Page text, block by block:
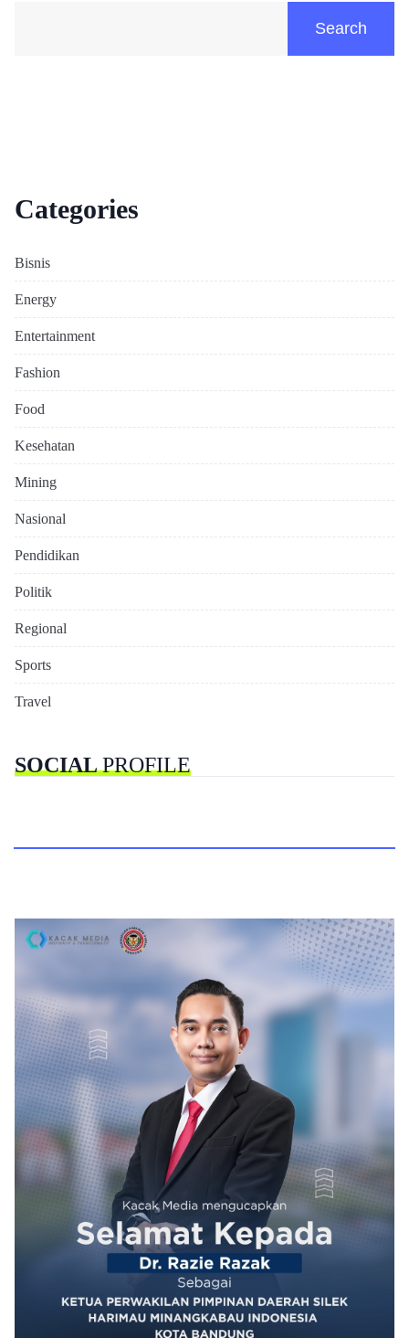
Search
Categories
Bisnis
Energy
Entertainment
Fashion
Food
Kesehatan
Mining
Nasional
Pendidikan
Politik
Regional
Sports
Travel
SOCIALPROFILE